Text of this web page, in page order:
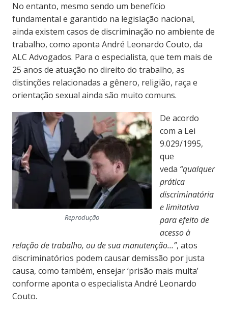
No entanto, mesmo sendo um benefício
fundamental e garantido na legislação nacional,
ainda existem casos de discriminação no ambiente de
trabalho, como aponta André Leonardo Couto, da
ALC Advogados. Para o especialista, que tem mais de
25 anos de atuação no direito do trabalho, as
distinções relacionadas a gênero, religião, raça e
orientação sexual ainda são muito comuns.
Reprodução
De acordo
com a Lei
9.029/1995,
que
veda “qualquer
prática
discriminatória
e limitativa
para efeito de
acesso à
relação de trabalho, ou de sua manutenção…”, atos
discriminatórios podem causar demissão por justa
causa, como também, ensejar ‘prisão mais multa’
conforme aponta o especialista André Leonardo
Couto.